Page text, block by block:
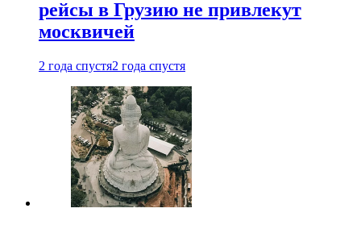
рейсы в Грузию не привлекут
москвичей
2 года спустя2 года спустя